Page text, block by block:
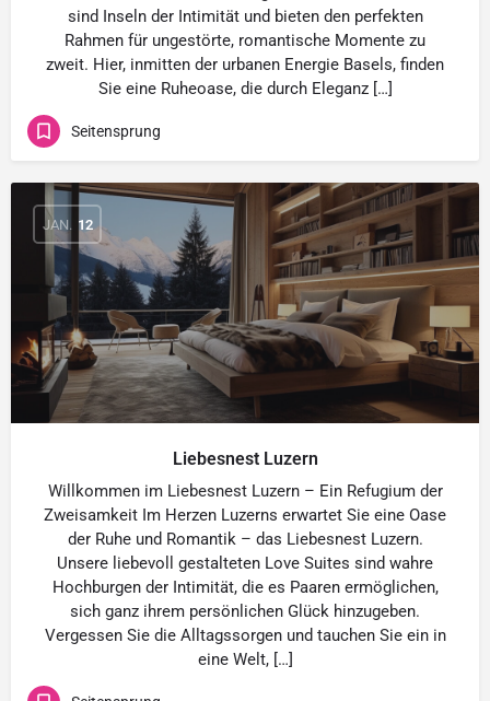
sind Inseln der Intimität und bieten den perfekten
Rahmen für ungestörte, romantische Momente zu
zweit. Hier, inmitten der urbanen Energie Basels, finden
Sie eine Ruheoase, die durch Eleganz […]
Seitensprung
JAN. 12
Liebesnest Luzern
Willkommen im Liebesnest Luzern – Ein Refugium der
Zweisamkeit Im Herzen Luzerns erwartet Sie eine Oase
der Ruhe und Romantik – das Liebesnest Luzern.
Unsere liebevoll gestalteten Love Suites sind wahre
Hochburgen der Intimität, die es Paaren ermöglichen,
sich ganz ihrem persönlichen Glück hinzugeben.
Vergessen Sie die Alltagssorgen und tauchen Sie ein in
eine Welt, […]